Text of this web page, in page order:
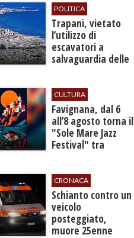
POLITICA
​Trapani, vietato
l’utilizzo di
escavatori a
salvaguardia delle
CULTURA
Favignana, dal 6
all’8 agosto torna il
"Sole Mare Jazz
Festival" tra
CRONACA
​Schianto contro un
veicolo
posteggiato,
muore 25enne